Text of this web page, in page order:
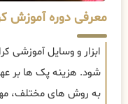
معرفی دوره آموزش
ابزار و وسایل آموزشی
شود. هزینه پک ها بر